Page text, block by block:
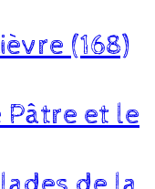
(168)
et le